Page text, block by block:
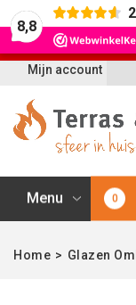
8,8
Mijn account
Menu 0
Home > Glazen
Let op: t/m